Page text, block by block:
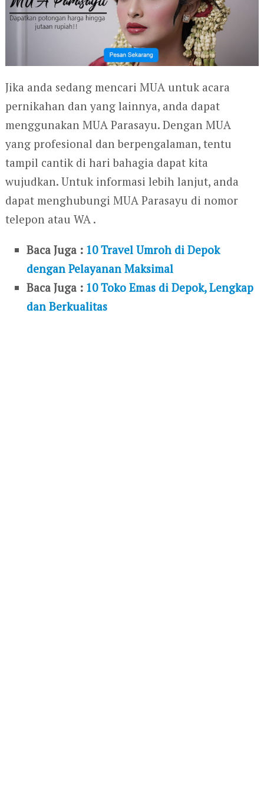
Jika anda sedang mencari MUA untuk acara
pernikahan dan yang lainnya, anda dapat
menggunakan MUA Parasayu. Dengan MUA
yang profesional dan berpengalaman, tentu
tampil cantik di hari bahagia dapat kita
wujudkan. Untuk informasi lebih lanjut, anda
dapat menghubungi MUA Parasayu di nomor
telepon atau WA .
Baca Juga : 10 Travel Umroh di Depok
dengan Pelayanan Maksimal
Baca Juga : 10 Toko Emas di Depok, Lengkap
dan Berkualitas